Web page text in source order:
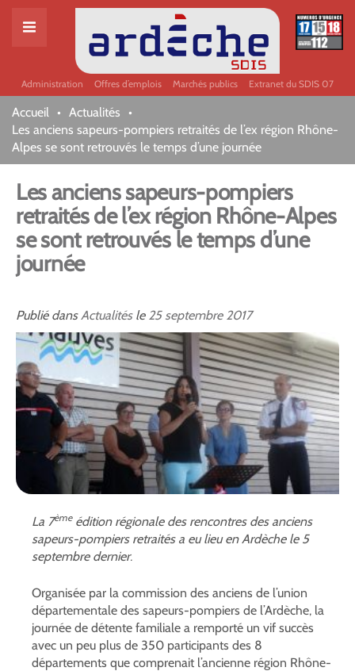
Administration Offres d’emplois Marchés publics Extranet du SDIS 07
Accueil
Actualités
Les anciens sapeurs-pompiers retraités de l’ex région Rhône-
Alpes se sont retrouvés le temps d’une journée
Les anciens sapeurs-pompiers
retraités de l’ex région Rhône-Alpes
se sont retrouvés le temps d’une
journée
Publié dans Actualitésle 25 septembre 2017
La 7èmeédition régionale des rencontres des anciens
sapeurs-pompiers retraités a eu lieu en Ardèche le 5
septembre dernier.
Organisée par la commission des anciens de l’union
départementale des sapeurs-pompiers de l’Ardèche, la
journée de détente familiale a remporté un vif succès
avec un peu plus de 350 participants des 8
départements que comprenait l’ancienne région Rhône-